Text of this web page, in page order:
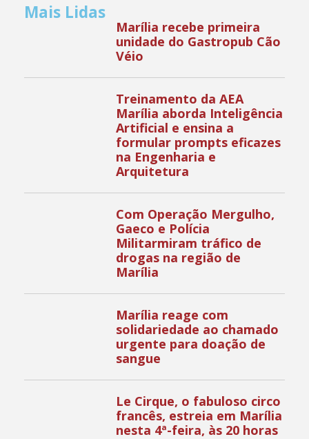
Mais Lidas
Marília recebe primeira
unidade do Gastropub Cão
Véio
Treinamento da AEA
Marília aborda Inteligência
Artificial e ensina a
formular prompts eficazes
na Engenharia e
Arquitetura
Com Operação Mergulho,
Gaeco e Polícia
Militarmiram tráfico de
drogas na região de
Marília
Marília reage com
solidariedade ao chamado
urgente para doação de
sangue
Le Cirque, o fabuloso circo
francês, estreia em Marília
nesta 4ª-feira, às 20 horas